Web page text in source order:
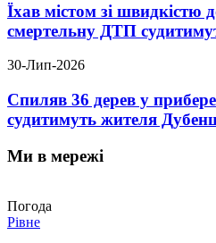
Їхав містом зі швидкістю
смертельну ДТП
30-Лип-2026
Спиляв 36 дерев у
судитимуть жителя
Ми в мережі
Погода
Рівне